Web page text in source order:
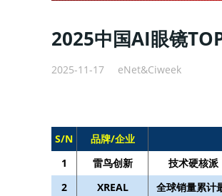
2025中国AI眼镜
2025-11-17 eNet&Ciweek
S/N 品牌/企业
1
雷鸟创新
技术硬核派
2
XREAL 全球销量累计